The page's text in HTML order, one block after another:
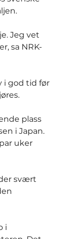
Jeg vet
sa NRK-
i god tid før
plass
i Japan.
uker
svært
i